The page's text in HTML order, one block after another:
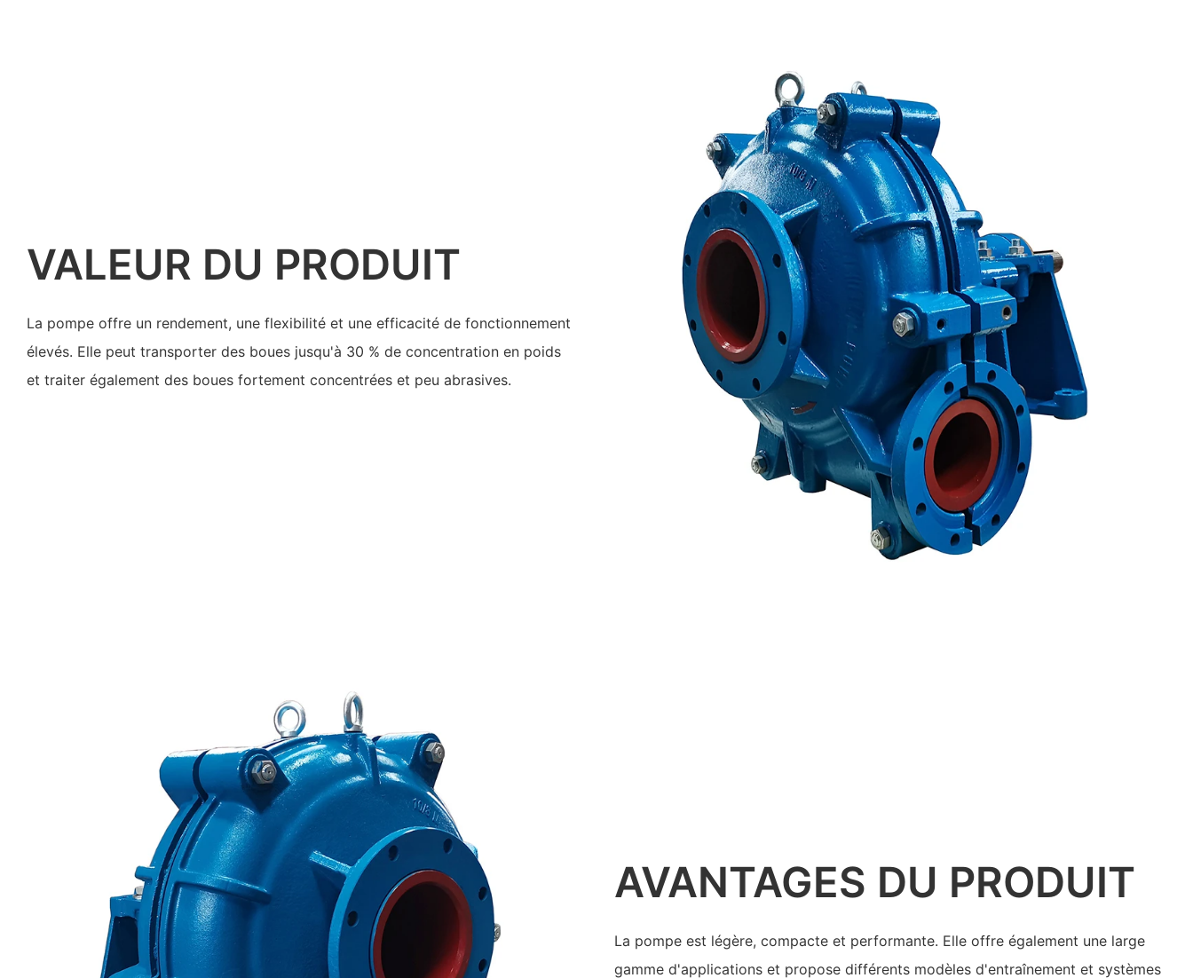
VALEUR DU PRODUIT
La pompe offre un rendement, une flexibilité et une efficacité de fonctionnement
élevés. Elle peut transporter des boues jusqu'à 30 % de concentration en poids
et traiter également des boues fortement concentrées et peu abrasives.
AVANTAGES DU PRODUIT
La pompe est légère, compacte et performante. Elle offre également une large
gamme d'applications et propose différents modèles d'entraînement et systèmes